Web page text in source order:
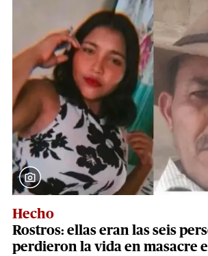
Hecho
Rostros: ellas eran las seis
perdieron la vida en masacre